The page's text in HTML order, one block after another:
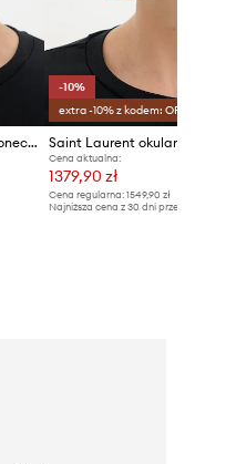
Saint Laurent okulary przeciwsłoneczne damskie
-10%
extra -10% z kodem: OFF*
Cena aktualna:
1379,90 zł
Cena regularna: 1549,90 zł
Najniższa cena z 30 dni przed obniżką: